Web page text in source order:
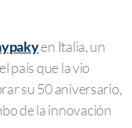
en Italia, un
país que la vio
su 50 aniversario,
de la innovación